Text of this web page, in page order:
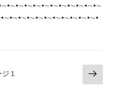
ジ 1
次
の